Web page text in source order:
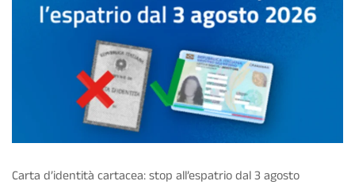
Carta d’identità cartacea: stop all’espatrio dal 3 agosto